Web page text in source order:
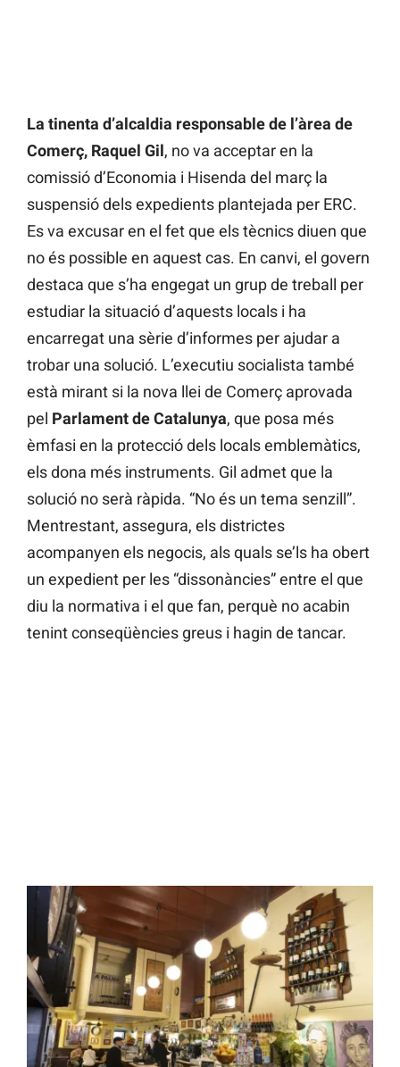
La tinenta d’alcaldia responsable de l’àrea de
Comerç, Raquel Gil, no va acceptar en la
comissió d’Economia i Hisenda del març la
suspensió dels expedients plantejada per ERC.
Es va excusar en el fet que els tècnics diuen que
no és possible en aquest cas. En canvi, el govern
destaca que s’ha engegat un grup de treball per
estudiar la situació d’aquests locals i ha
encarregat una sèrie d’informes per ajudar a
trobar una solució. L’executiu socialista també
està mirant si la nova llei de Comerç aprovada
pel Parlament de Catalunya, que posa més
èmfasi en la protecció dels locals emblemàtics,
els dona més instruments. Gil admet que la
solució no serà ràpida. “No és un tema senzill”.
Mentrestant, assegura, els districtes
acompanyen els negocis, als quals se’ls ha obert
un expedient per les “dissonàncies” entre el que
diu la normativa i el que fan, perquè no acabin
tenint conseqüències greus i hagin de tancar.